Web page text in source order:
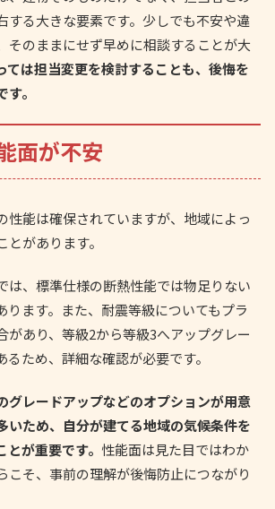
する大きな要素です。少しでも不安や違
そのままにせず早めに相談することが大
ては担当変更を検討することも、後悔を
。
面が不安
性能は確保されていますが、地域によっ
があります。
は、標準仕様の断熱性能では物足りない
ります。また、耐震等級についてもプラ
があり、等級2から等級3へアップグレー
るため、詳細な確認が必要です。
グレードアップなどのオプションが用意
いため、自分が建てる地域の気候条件を
が重要です。 性能面は見た目ではわか
こそ、事前の理解が後悔防止につながり